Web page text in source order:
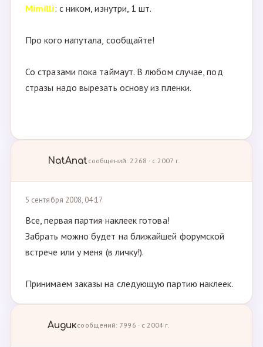
Mimilli: с ником, изнутри, 1 шт.
Про кого напутала, сообщайте!
Со стразами пока таймаут. В любом случае, под
стразы надо вырезать основу из пленки.
NatAnat сообщений: 2268 · с 2007 г.
5 сентября 2008, 04:17
Все, первая партия наклеек готова!
Забрать можно будет на ближайшей форумской
встрече или у меня (в личку!).
Принимаем заказы на следующую партию наклеек.
Аидиксообщений: 7996 · с 2004 г.